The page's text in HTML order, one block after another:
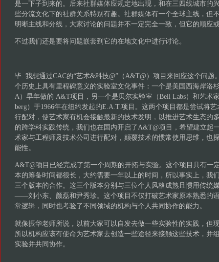
是一下子到来的。后来社群媒体应规定地出现，和在三四线城市的
些分流文化下的社群关系特别有趣。社群媒体有一个全球主线，但
明晰主线和分线，大家讨论的问题并不一定完全一致，但它的顺应
不过我们还是要将问题嵌套到它的在地文化中进行讨论。
毕: 我想通过CAC的“艺术&科技@”（A&T@）项目来回应这个问题
个历史上具有里程碑意义的实验室文化事件：一个是美国西海岸洛
A）早年做的 A&T项目，另一个是贝尔实验室（Bell Labs）和艺术家
berg）于1966年在纽约发起的E.A.T.项目。这两个项目都是尝试将
行配对，使艺术家有机会接触最新的技术发明，以推进艺术生态的
的跨学科实践传统，我们也在国内开启了A&T@项目，希望建立起
术家与工程师及技术公司进行配对，颠覆技术的惯常使用思维，也
能性。
A&T@项目已经完成了第一个周期的开拓与实验。这个项目具有一
本的筹备时间都很长，大约需要一年以上的时间，所以事实上，我
三个版本的合作。这三个版本分别与三位个人风格成熟且惯用传统
——刘小东、颜磊和尹秀珍。这个项目不仅打破艺术家原本熟悉的
常逻辑，同时也考验了不同领域的机构与个人共同协作的能力。
就像振华老师所说，以前大家可以自发去做一些实验性的实践，但
所以机构应该有使命为艺术家去创造一些途径来接触这些技术，并
实验并共同协作。